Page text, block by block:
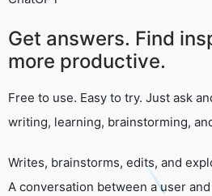
Get answers. Find
more productive.
Free to use. Easy to try. Just ask
writing, learning, brainstorming,
Writes, brainstorms, edits, and
A conversation between a user